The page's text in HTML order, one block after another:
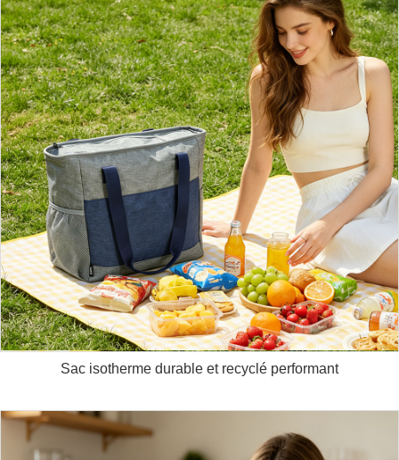
Sac isotherme durable et recyclé performant